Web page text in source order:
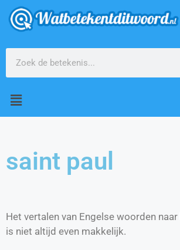
saint paul
Het vertalen van Engelse woorden
is niet altijd even makkelijk.